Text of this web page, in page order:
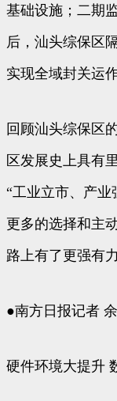
基础设施；二期
后，汕头综保区
实现全域封关
回顾汕头综保区
区发展史上具有
“工业立市、产业
更多的选择和主
路上有了更强有
●南方日报记者
硬件环境大提升